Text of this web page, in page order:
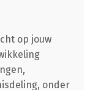
op jouw
onder